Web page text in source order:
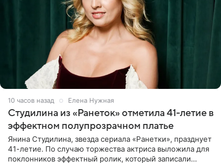
10 часов назад Елена Нужная
Студилина из «Ранеток» отметила 41-летие в
эффектном полупрозрачном платье
Янина Студилина, звезда сериала «Ранетки», празднует
41-летие. По случаю торжества актриса выложила для
поклонников эффектный ролик, который записали